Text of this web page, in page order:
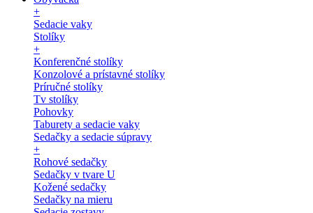
+
Sedacie vaky
Stolíky
+
Konferenčné stolíky
Konzolové a prístavné stolíky
Príručné stolíky
Tv stolíky
Pohovky
Taburety a sedacie vaky
Sedačky a sedacie súpravy
+
Rohové sedačky
Sedačky v tvare U
Kožené sedačky
Sedačky na mieru